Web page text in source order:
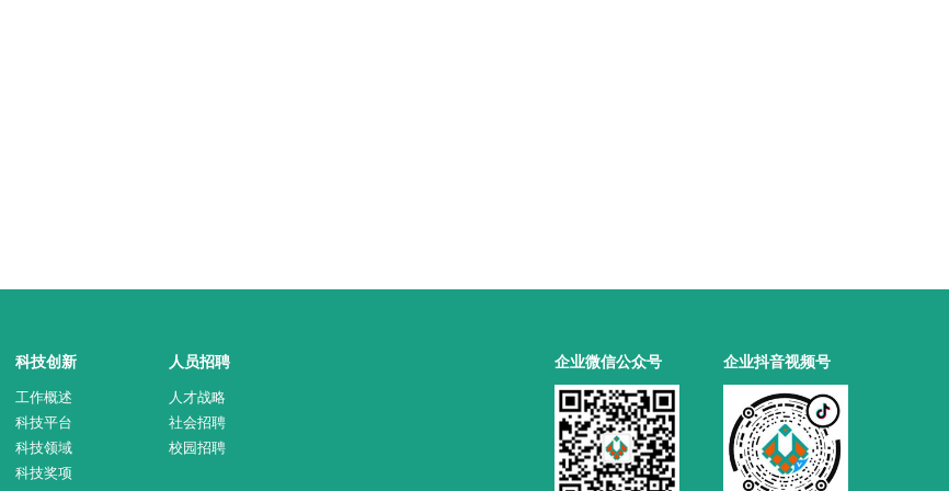
科技创新
工作概述
科技平台
科技领域
科技奖项
人员招聘
人才战略
社会招聘
校园招聘
企业微信公众号 企业抖音视频号